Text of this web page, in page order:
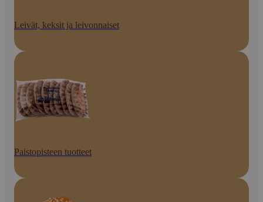
Leivät, keksit ja leivonnaiset
Paistopisteen tuotteet